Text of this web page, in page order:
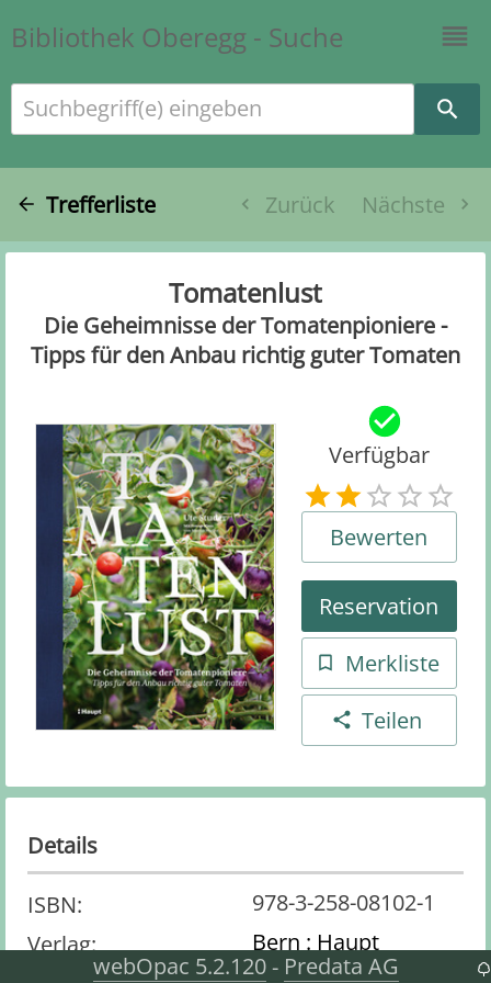
Bibliothek Oberegg - Suche
Suchbegriff(e) eingeben
Trefferliste Zurück Nächste
Tomatenlust
Die Geheimnisse der Tomatenpioniere -
Tipps für den Anbau richtig guter Tomaten
Verfügbar
Bewerten
Reservation
Merkliste
Teilen
Details
ISBN:
978-3-258-08102-1
Verlag:
Bern : Haupt
webOpac 5.2.120- Predata AG